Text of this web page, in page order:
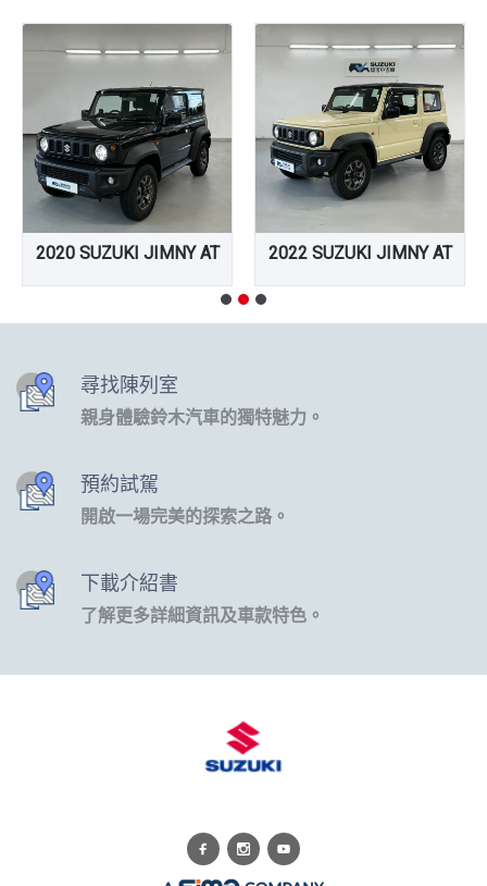
2020 SUZUKI JIMNY AT 2022 SUZUKI JIMNY AT
尋找陳列室
親身體驗鈴木汽車的獨特魅力。
預約試駕
開啟一場完美的探索之路。
下載介紹書
了解更多詳細資訊及車款特色。